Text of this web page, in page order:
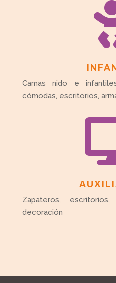
Camas nido e
cómodas, escritorios,
Zapateros,
decoración